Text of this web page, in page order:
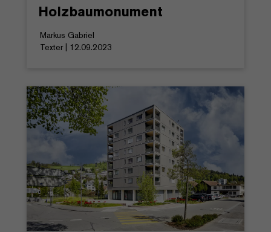
Holzbaumonument
Markus Gabriel
Texter | 12.09.2023